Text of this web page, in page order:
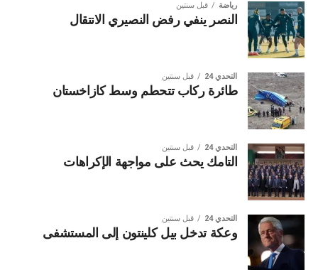
رياضة قبل سنتين
النصر ينفي رفض النصيري الانتقال
التحدي 24 قبل سنتين
طائرة ركاب تتحطم وسط كازاخستان
التحدي 24 قبل سنتين
التامك يحث على مواجهة الإكراهات
التحدي 24 قبل سنتين
وعكة تدخل بيل كلينتون إلى المستشفى